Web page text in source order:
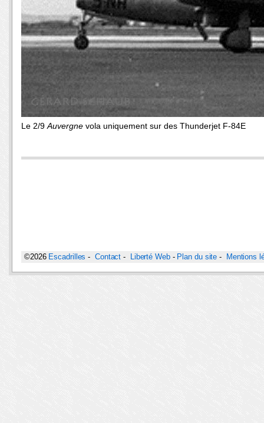
Le 2/9 Auvergne vola uniquement sur des Thunderjet F-84E
©2026 Escadrilles - Contact - Liberté Web- Plan du site - Mentions